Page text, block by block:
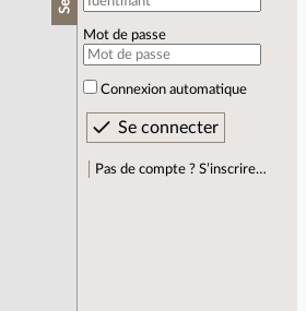
Mot de passe
Connexion automatique
Pas de compte ? S’inscrire…